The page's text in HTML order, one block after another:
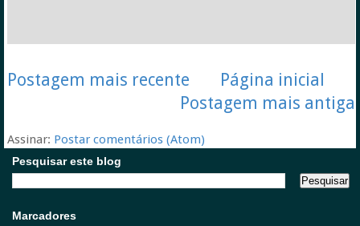
Postagem mais recente
Postagem mais antiga
Página inicial
Assinar: Postar comentários (Atom)
Pesquisar este blog
Marcadores